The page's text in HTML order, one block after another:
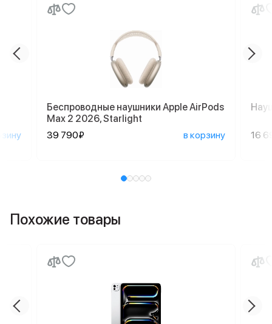
Беспроводные наушники Apple AirPods
Max 2 2026, Starlight
39 790₽
в корзину 16
Похожие товары